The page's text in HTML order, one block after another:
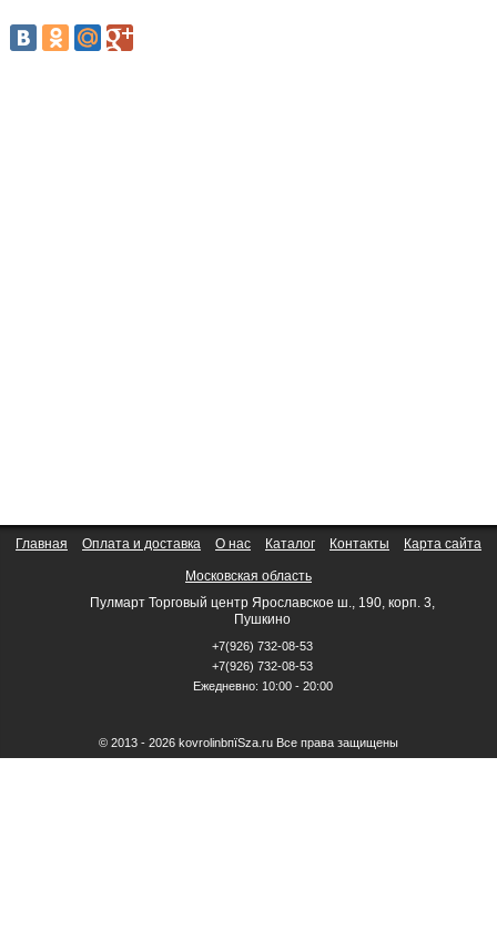
Главная Оплата и доставка О нас Каталог Контакты Карта сайта
Московская область
Пулмарт Торговый центр Ярославское ш., 190, корп. 3,
Пушкино
+7(926) 732-08-53
+7(926) 732-08-53
Ежедневно: 10:00 - 20:00
© 2013 - 2026 kovrolinbпїЅza.ru Все права защищены